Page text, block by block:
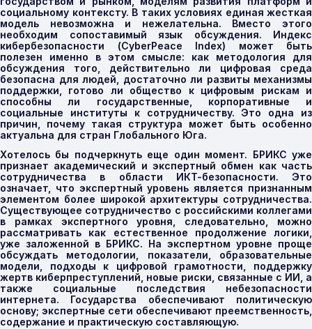
социальному контексту. В таких условиях единая жесткая
модель невозможна и нежелательна. Вместо этого
необходим сопоставимый язык обсуждения. Индекс
кибербезопасности (CyberPeace Index) может быть
полезен именно в этом смысле: как методология для
обсуждения того, действительно ли цифровая среда
безопасна для людей, достаточно ли развиты механизмы
поддержки, готово ли общество к цифровым рискам и
способны ли государственные, корпоративные и
социальные институты к сотрудничеству. Это одна из
причин, почему такая структура может быть особенно
актуальна для стран Глобального Юга.
Хотелось бы подчеркнуть еще один момент. БРИКС уже
признает академический и экспертный обмен как часть
сотрудничества в области ИКТ-безопасности. Это
означает, что экспертный уровень является признанным
элементом более широкой архитектуры сотрудничества.
Существующее сотрудничество с российскими коллегами
в рамках экспертного уровня, следовательно, можно
рассматривать как естественное продолжение логики,
уже заложенной в БРИКС. На экспертном уровне проще
обсуждать методологии, показатели, образовательные
модели, подходы к цифровой грамотности, поддержку
жертв киберпреступлений, новые риски, связанные с ИИ, а
также социальные последствия небезопасности
интернета. Государства обеспечивают политическую
основу; экспертные сети обеспечивают преемственность,
содержание и практическую составляющую.